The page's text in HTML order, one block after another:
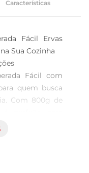
Características
Fácil Ervas
Sua Cozinha
Fácil com
quem busca
Com 800g de
seja para